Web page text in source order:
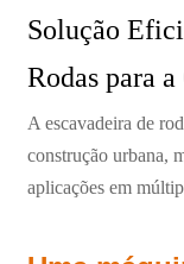
Solução
Rodas para
A escavadeira de
construção urbana,
aplicações em